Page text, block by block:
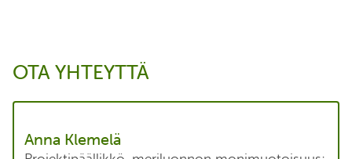
OTA YHTEYTTÄ
Anna Klemelä